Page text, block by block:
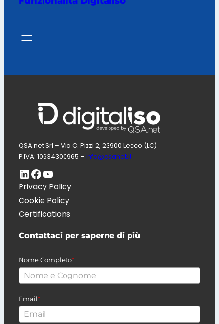
QSA.net Srl – Via C. Pizzi 2, 23900 Lecco (LC)
P.IVA: 10634300965 – info@qsanet.it
LinkedIn Pagina Facebook di Digitaliso Canale Youtube di QSA.net
Privacy Policy
Cookie Policy
Certifications
Contattaci per saperne di più
Nome Completo*
Email*